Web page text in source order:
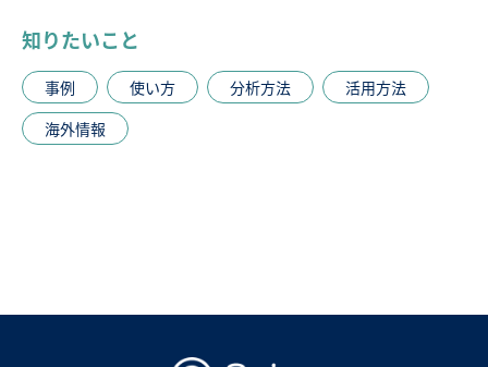
知りたいこと
事例 使い方 分析方法
活用方法
海外情報